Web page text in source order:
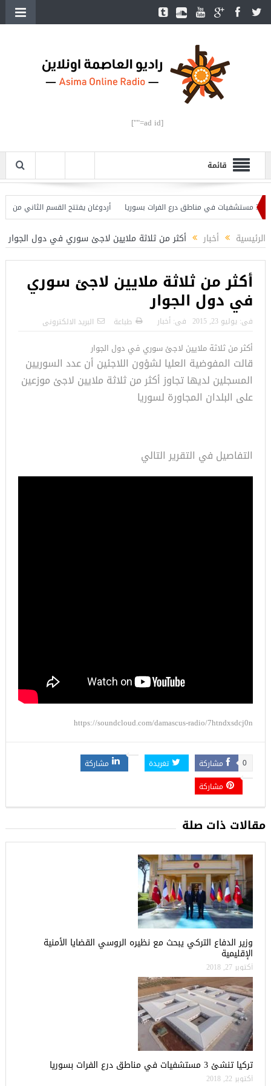
[ad id=""]
قائمة
أردوغان يفتتح القسم الثاني من خط
الرئيسية أخبار أكثر من ثلاثة ملايين لاجئ سوري في دول الجوار
أكثر من ثلاثة ملايين لاجئ سوري
في دول الجوار
فى: يوليو 23, 2015 فى: أخبار طباعة البريد الالكترونى
أكثر من ثلاثة ملايين لاجئ سوري في دول الجوار
قالت المفوضية العليا لشؤون اللاجئين أن عدد السوريين
المسجلين لديها تجاوز أكثر من ثلاثة ملايين لاجئ موزعين
على البلدان المجاورة لسوريا
التفاصيل في التقرير التالي
https://soundcloud.com/damascus-radio/7htndxsdcj0n
مشاركة 0 تغريدة
مشاركة
مشاركة
مقالات ذات صلة
وزير الدفاع التركي يبحث مع نظيره الروسي القضايا الأمنية
الإقليمية
أكتوبر 27, 2018
تركيا تنشئ 3 مستشفيات في مناطق درع الفرات بسوريا
أكتوبر 22, 2018